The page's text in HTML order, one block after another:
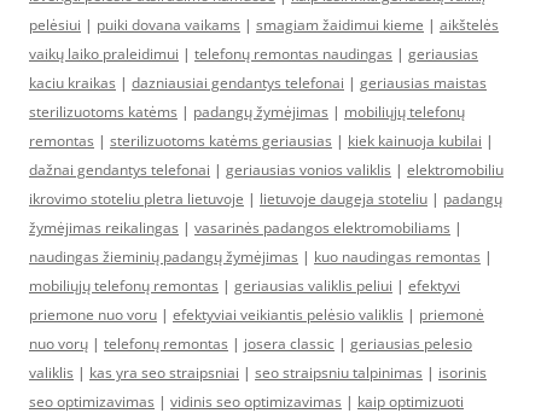
pelėsiui | puiki dovana vaikams | smagiam žaidimui kieme | aikštelės
vaikų laiko praleidimui | telefonų remontas naudingas | geriausias
kaciu kraikas | dazniausiai gendantys telefonai | geriausias maistas
sterilizuotoms katėms | padangų žymėjimas | mobiliųjų telefonų
remontas | sterilizuotoms katėms geriausias | kiek kainuoja kubilai |
dažnai gendantys telefonai | geriausias vonios valiklis | elektromobiliu
ikrovimo stoteliu pletra lietuvoje | lietuvoje daugeja stoteliu | padangų
žymėjimas reikalingas | vasarinės padangos elektromobiliams |
naudingas žieminių padangų žymėjimas | kuo naudingas remontas |
mobiliųjų telefonų remontas | geriausias valiklis peliui | efektyvi
priemone nuo voru | efektyviai veikiantis pelėsio valiklis | priemonė
nuo vorų | telefonų remontas | josera classic | geriausias pelesio
valiklis | kas yra seo straipsniai | seo straipsniu talpinimas | isorinis
seo optimizavimas | vidinis seo optimizavimas | kaip optimizuoti